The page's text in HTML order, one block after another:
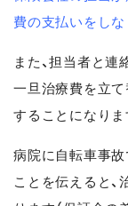
費の支払いをしな
また、担当者と連
一旦治療費を立
することになりま
病院に自転車事
ことを伝えると